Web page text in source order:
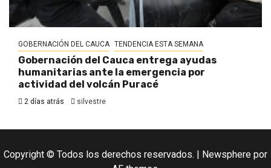
GOBERNACIÓN DEL CAUCA TENDENCIA ESTA SEMANA
Gobernación del Cauca entrega ayudas
humanitarias ante la emergencia por
actividad del volcán Puracé
2 días atrás silvestre
Copyright © Todos los derechos reservados. | Newsphere por